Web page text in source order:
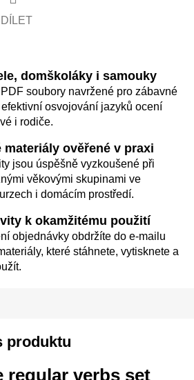
domškoláky i samouky
soubory navržené pro zábavné
osvojování jazyků ocení
i rodiče.
materiály ověřené v praxi
jsou úspěšně vyzkoušené při
věkovými skupinami ve
i domácím prostředí.
k okamžitému použití
objednávky obdržíte do e-mailu
které stáhnete, vytisknete a
produktu
regular verbs set